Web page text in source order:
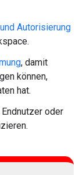
Autorisierung
, damit
können,
hat.
oder